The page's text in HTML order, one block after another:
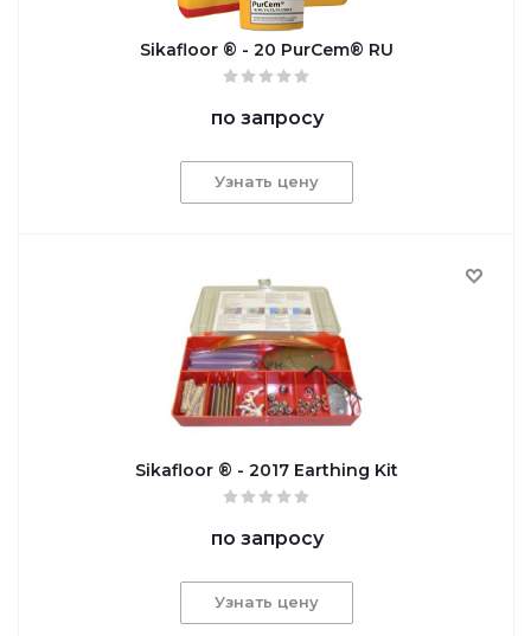
Sikafloor ® - 20 PurCem® RU
по запросу
Узнать цену
Sikafloor ® - 2017 Earthing Kit
по запросу
Узнать цену